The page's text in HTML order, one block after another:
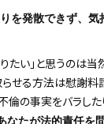
を発散できず、気
たい」と思うのは
せる方法は慰謝料
の事実をバラした
なたが法的責任を